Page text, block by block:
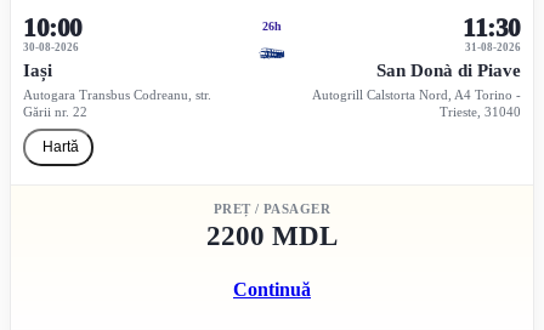
10:00
30-08-2026
Iași
Autogara Transbus Codreanu, str.
Gării nr. 22
Hartă
26h
31-08-2026
11:30
San Donà di Piave
Autogrill Calstorta Nord, A4 Torino -
Trieste, 31040
PREȚ / PASAGER
2200 MDL
Continuă